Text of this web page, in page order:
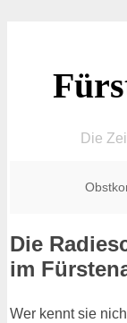
Die
Die
im
Wer kennt sie